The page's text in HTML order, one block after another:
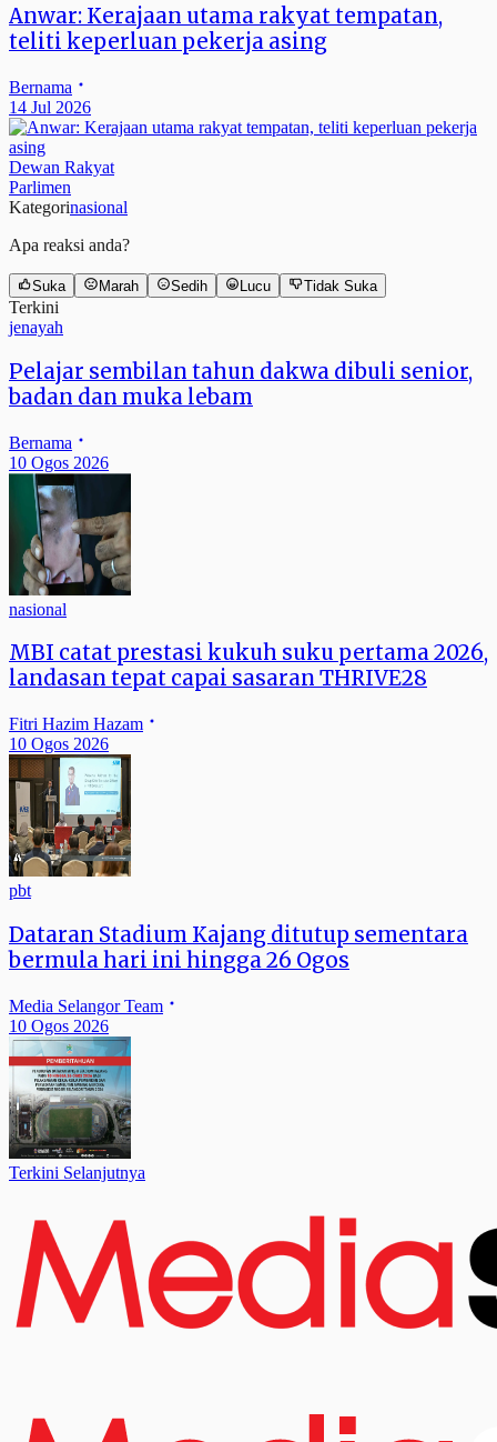
Anwar: Kerajaan utama rakyat tempatan,
teliti keperluan pekerja asing
Bernama
14 Jul 2026
Dewan Rakyat
Parlimen
Kategorinasional
Apa reaksi anda?
Suka Marah Sedih Lucu Tidak Suka
Terkini
jenayah
Pelajar sembilan tahun dakwa dibuli senior,
badan dan muka lebam
Bernama
10 Ogos 2026
nasional
MBI catat prestasi kukuh suku pertama 2026,
landasan tepat capai sasaran THRIVE28
Fitri Hazim Hazam
10 Ogos 2026
pbt
Dataran Stadium Kajang ditutup sementara
bermula hari ini hingga 26 Ogos
Media Selangor Team
10 Ogos 2026
Terkini Selanjutnya